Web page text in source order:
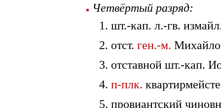
Четвёртый разряд:
шт.-кап. л.-гв.
отст.ген.-м.
отставной шт.-кап.
п-плк.
провиантский